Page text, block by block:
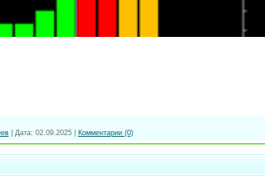
Дата: 02.09.2025 Комментарии (0)